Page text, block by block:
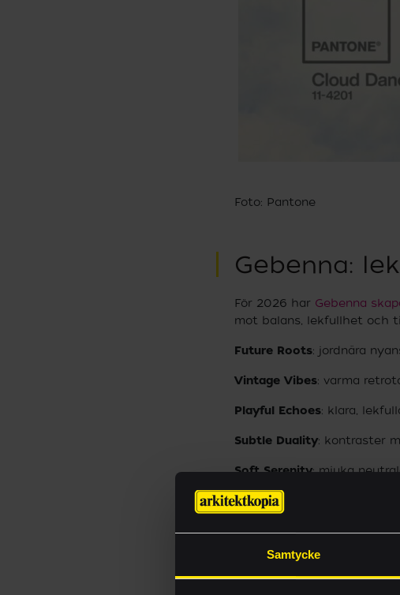
Samtycke
Foto: Pantone
Gebenna:
För 2026 har Gebenna
mot balans, lekfullhet och
Future Roots: jordnära
Vintage Vibes: varma
Playful Echoes: klara,
Subtle Duality: kontraster
Soft Serenity: mjuka